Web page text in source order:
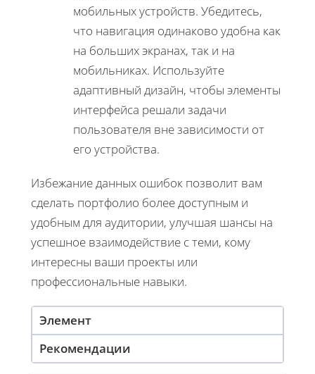
мобильных устройств. Убедитесь,
что навигация одинаково удобна как
на больших экранах, так и на
мобильниках. Используйте
адаптивный дизайн, чтобы элементы
интерфейса решали задачи
пользователя вне зависимости от
его устройства.
Избежание данных ошибок позволит вам
сделать портфолио более доступным и
удобным для аудитории, улучшая шансы на
успешное взаимодействие с теми, кому
интересны ваши проекты или
профессиональные навыки.
Элемент
Рекомендации